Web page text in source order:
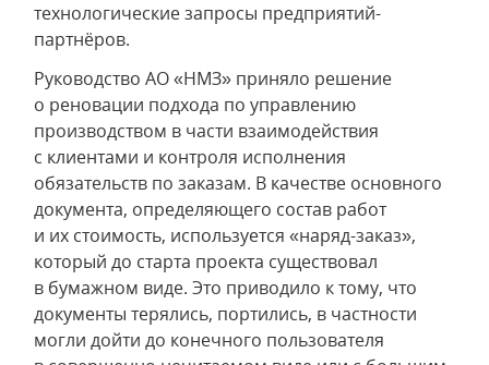
технологические запросы предприятий-
партнёров.
Руководство АО «НМЗ» приняло решение
о реновации подхода по управлению
производством в части взаимодействия
с клиентами и контроля исполнения
обязательств по заказам. В качестве основного
документа, определяющего состав работ
и их стоимость, используется «наряд-заказ»,
который до старта проекта существовал
в бумажном виде. Это приводило к тому, что
документы терялись, портились, в частности
могли дойти до конечного пользователя